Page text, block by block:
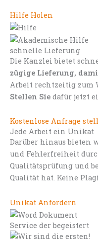
Hilfe Holen
schnelle Lieferung
Die Kanzlei bietet
zügige Lieferung,
Arbeit rechtzeitig zum
Stellen Sie dafür jetzt
Kostenlose Anfrage
Jede Arbeit ein Unikat
Darüber hinaus bieten
und Fehlerfreiheit
Qualitätsprüfung und
Qualität hat. Keine
Unikat Anfordern
Service der begeistert